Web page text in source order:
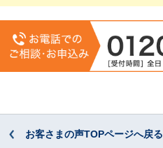
お客さまの声TOPページへ戻る